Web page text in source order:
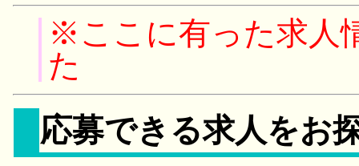
※ここに有った求人
た
応募できる求人をお